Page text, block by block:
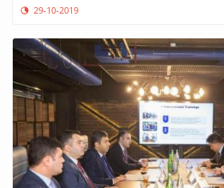
29-10-2019